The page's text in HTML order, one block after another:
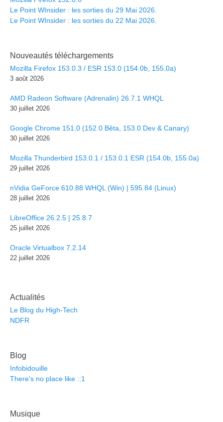
Le Point WInsider : les sorties du 29 Mai 2026.
Le Point WInsider : les sorties du 22 Mai 2026.
Nouveautés téléchargements
Mozilla Firefox 153.0.3 / ESR 153.0 (154.0b, 155.0a)
3 août 2026
AMD Radeon Software (Adrenalin) 26.7.1 WHQL
30 juillet 2026
Google Chrome 151.0 (152.0 Bêta, 153.0 Dev & Canary)
30 juillet 2026
Mozilla Thunderbird 153.0.1 / 153.0.1 ESR (154.0b, 155.0a)
29 juillet 2026
nVidia GeForce 610.88 WHQL (Win) | 595.84 (Linux)
28 juillet 2026
LibreOffice 26.2.5 | 25.8.7
25 juillet 2026
Oracle Virtualbox 7.2.14
22 juillet 2026
Actualités
Le Blog du High-Tech
NDFR
Blog
Infobidouille
There's no place like ::1
Musique